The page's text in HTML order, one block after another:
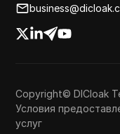
Copyright© DICloak
Условия
услуг